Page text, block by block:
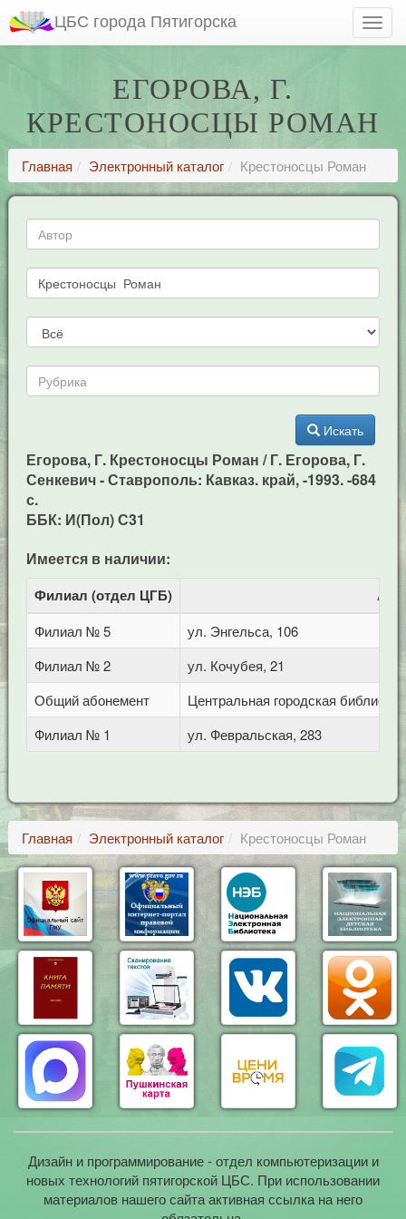
ЦБС города Пятигорска
ЕГОРОВА, Г.
КРЕСТОНОСЦЫ РОМАН
Главная Электронный каталог Крестоносцы Роман
Искать
Егорова, Г. Крестоносцы Роман / Г. Егорова, Г.
Сенкевич - Ставрополь: Кавказ. край, -1993. -684
с.
ББК: И(Пол) С31
Имеется в наличии:
Филиал (отдел ЦГБ)
Филиал № 5
ул. Энгельса, 106
Филиал № 2
ул. Кочубея, 21
Общий абонемент
Центральная городская
Филиал № 1
ул. Февральская, 283
Главная Электронный каталог Крестоносцы Роман
Дизайн и программирование - отдел компьютеризации и
новых технологий пятигорской ЦБС. При использовании
материалов нашего сайта активная ссылка на него